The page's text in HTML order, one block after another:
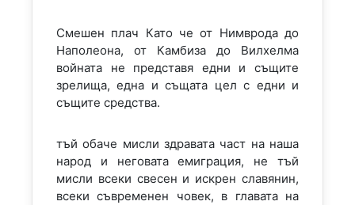
Смешен плач Като че от Нимврода до
Наполеона, от Камбиза до Вилхелма
войната не представя едни и същите
зрелища, една и същата цел с едни и
същите средства.
тъй обаче мисли здравата част на наша
народ и неговата емиграция, не тъй
мисли всеки свесен и искрен славянин,
всеки съвременен човек, в главата на